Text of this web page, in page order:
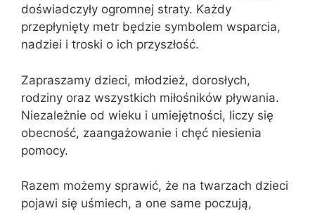
doświadczyły ogromnej straty. Każdy
przepłynięty metr będzie symbolem wsparcia,
nadziei i troski o ich przyszłość.
Zapraszamy dzieci, młodzież, dorosłych,
rodziny oraz wszystkich miłośników pływania.
Niezależnie od wieku i umiejętności, liczy się
obecność, zaangażowanie i chęć niesienia
pomocy.
Razem możemy sprawić, że na twarzach dzieci
pojawi się uśmiech, a one same poczują,